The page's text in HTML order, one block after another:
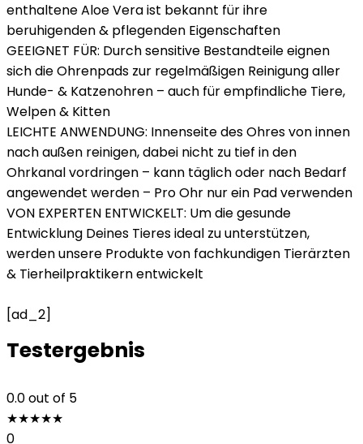
enthaltene Aloe Vera ist bekannt für ihre
beruhigenden & pflegenden Eigenschaften
GEEIGNET FÜR: Durch sensitive Bestandteile eignen
sich die Ohrenpads zur regelmäßigen Reinigung aller
Hunde- & Katzenohren – auch für empfindliche Tiere,
Welpen & Kitten
LEICHTE ANWENDUNG: Innenseite des Ohres von innen
nach außen reinigen, dabei nicht zu tief in den
Ohrkanal vordringen – kann täglich oder nach Bedarf
angewendet werden – Pro Ohr nur ein Pad verwenden
VON EXPERTEN ENTWICKELT: Um die gesunde
Entwicklung Deines Tieres ideal zu unterstützen,
werden unsere Produkte von fachkundigen Tierärzten
& Tierheilpraktikern entwickelt
[ad_2]
Testergebnis
0.0out of 5
★★★★★
0